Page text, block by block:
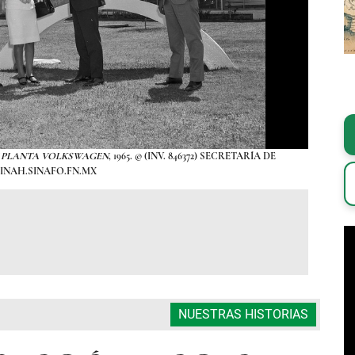
VOLKSWAGEN, 1965. © (INV. 846372) SECRETARÍA DE
NUESTRAS HISTORIAS